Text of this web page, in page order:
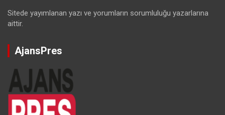
Sitede yayımlanan yazı ve yorumların sorumluluğu yazarlarına
aittir.
AjansPres